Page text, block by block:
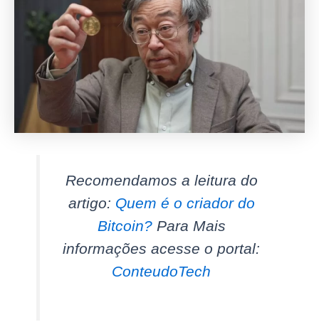
Recomendamos a leitura do
artigo: Quem é o criador do
Bitcoin?Para Mais
informações acesse o portal:
ConteudoTech